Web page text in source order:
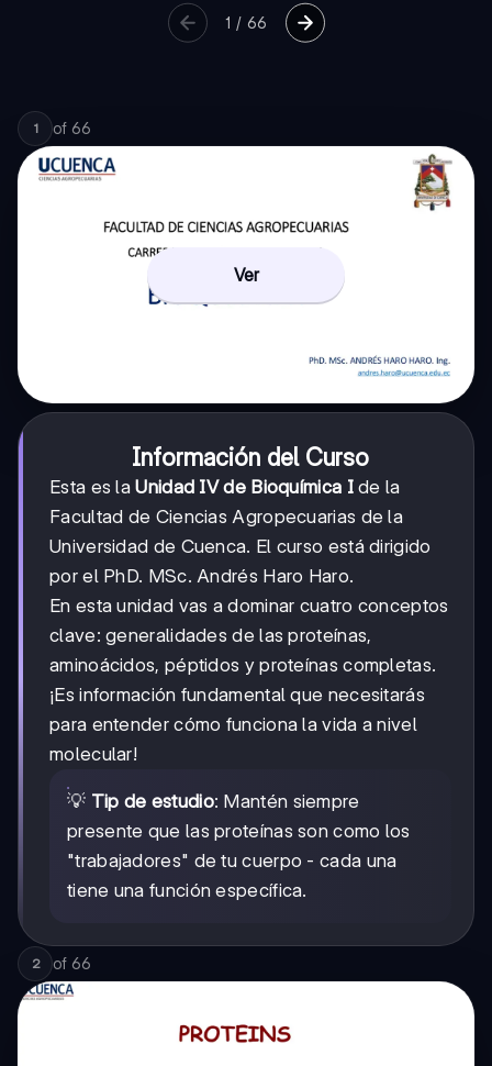
1 / 66
1 of 66
Ver
Información del Curso
Esta es laUnidad IV de Bioquímica Ide la
Facultad de Ciencias Agropecuarias de la
Universidad de Cuenca. El curso está dirigido
por el PhD. MSc. Andrés Haro Haro.
En esta unidad vas a dominar cuatro conceptos
clave: generalidades de las proteínas,
aminoácidos, péptidos y proteínas completas.
¡Es información fundamental que necesitarás
para entender cómo funciona la vida a nivel
molecular!
💡 Tip de estudio: Mantén siempre
presente que las proteínas son como los
"trabajadores" de tu cuerpo - cada una
tiene una función específica.
2 of 66